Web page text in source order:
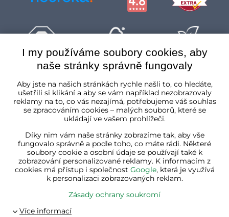
I my používáme soubory cookies, aby
naše stránky správně fungovaly
Aby jste na našich stránkách rychle našli to, co hledáte,
ušetřili si klikání a aby se vám například nezobrazovaly
reklamy na to, co vás nezajímá, potřebujeme váš souhlas
se zpracováním cookies – malých souborů, které se
ukládají ve vašem prohlížeči.
Díky nim vám naše stránky zobrazíme tak, aby vše
fungovalo správně a podle toho, co máte rádi. Některé
soubory cookie a osobní údaje se používají také k
zobrazování personalizované reklamy. K informacím z
cookies má přístup i společnost Google, která je využívá
k personalizaci zobrazovaných reklam.
Zásady ochrany soukromí